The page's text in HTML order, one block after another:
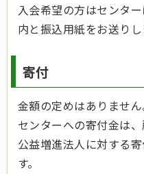
入会希望の方はセンタ
内と振込用紙をお送りし
寄付
金額の定めはありません
センターへの寄付金は
公益増進法人に対する
す。